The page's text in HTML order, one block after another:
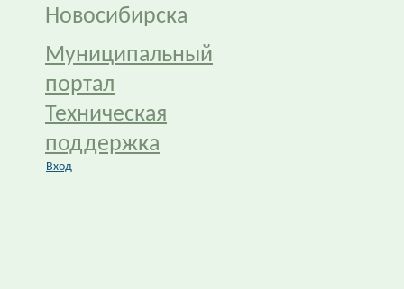
Новосибирска
Муниципальный
портал
Техническая
поддержка
Вход